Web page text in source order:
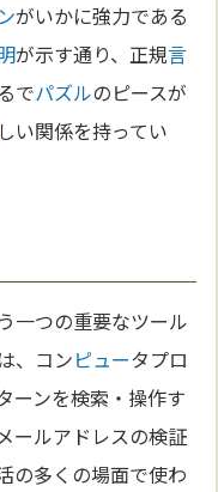
がいかに強力である
が示す通り、正規言
でパズルのピースが
しい関係を持ってい
一つの重要なツール
、コンピュータプロ
ーンを検索・操作す
ールアドレスの検証
の多くの場面で使わ